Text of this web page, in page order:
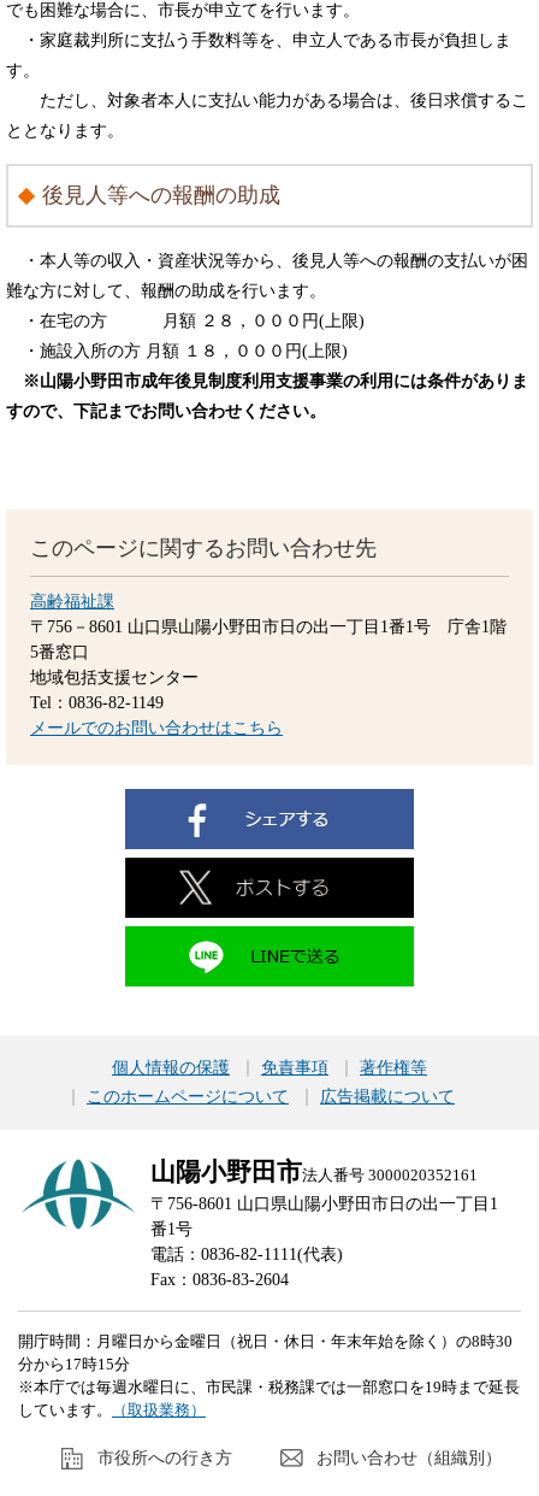
でも困難な場合に、市長が申立てを行います。
・家庭裁判所に支払う手数料等を、申立人である市長が負担しま
す。
ただし、対象者本人に支払い能力がある場合は、後日求償するこ
ととなります。
後見人等への報酬の助成
・本人等の収入・資産状況等から、後見人等への報酬の支払いが困
難な方に対して、報酬の助成を行います。
・在宅の方 月額 ２８，０００円(上限)
・施設入所の方 月額 １８，０００円(上限)
※山陽小野田市成年後見制度利用支援事業の利用には条件がありま
すので、下記までお問い合わせください。
このページに関するお問い合わせ先
高齢福祉課
〒756－8601 山口県山陽小野田市日の出一丁目1番1号 庁舎1階
5番窓口
地域包括支援センター
Tel：0836-82-1149
メールでのお問い合わせはこちら
個人情報の保護 免責事項
著作権等
このホームページについて
広告掲載について
山陽小野田市法人番号 3000020352161
〒756-8601 山口県山陽小野田市日の出一丁目1
番1号
電話：0836-82-1111(代表)
Fax：0836-83-2604
開庁時間：月曜日から金曜日（祝日・休日・年末年始を除く）の8時30
分から17時15分
※本庁では毎週水曜日に、市民課・税務課では一部窓口を19時まで延長
しています。
（取扱業務）
市役所への行き方 お問い合わせ（組織別）